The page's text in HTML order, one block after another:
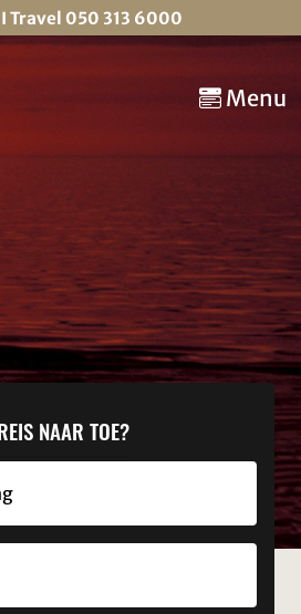
Travel 050 313 6000
Menu
NAAR TOE?